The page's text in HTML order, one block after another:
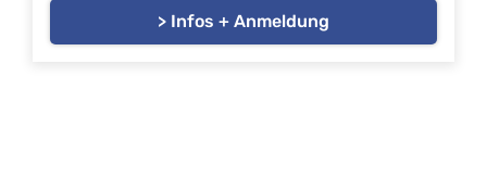
> Infos + Anmeldung